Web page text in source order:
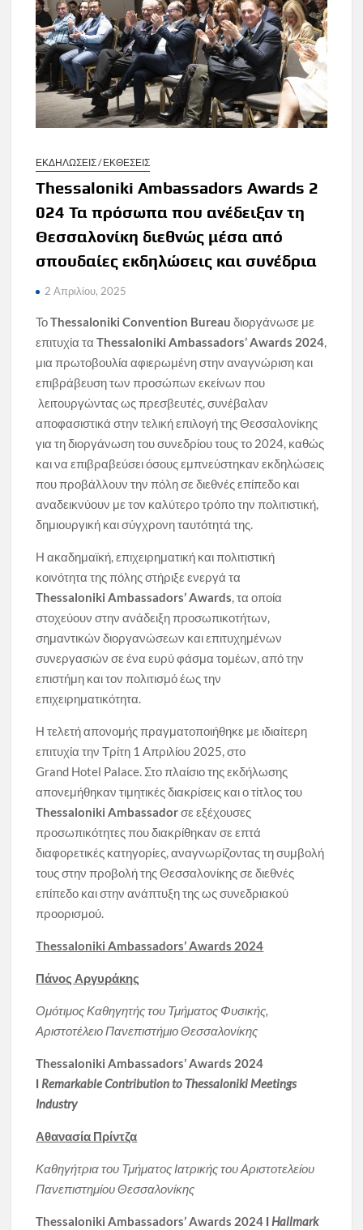
ΕΚΔΗΛΩΣΕΙΣ / ΕΚΘΕΣΕΙΣ
Thessaloniki Ambassadors Awards 2
024 Τα πρόσωπα που ανέδειξαν τη
Θεσσαλονίκη διεθνώς μέσα από
σπουδαίες εκδηλώσεις και συνέδρια
2 Απριλίου, 2025
ΤοThessaloniki Convention Bureau διοργάνωσε με
επιτυχία ταThessaloniki Ambassadors’Awards 2024,
μια πρωτοβουλία αφιερωμένη στην αναγνώριση και
επιβράβευση των προσώπων εκείνων που
λειτουργώντας ως πρεσβευτές, συνέβαλαν
αποφασιστικά στην τελική επιλογή της Θεσσαλονίκης
για τη διοργάνωση του συνεδρίου τους το 2024, καθώς
και να επιβραβεύσει όσους εμπνεύστηκαν εκδηλώσεις
που προβάλλουν την πόλη σε διεθνές επίπεδο και
αναδεικνύουν με τον καλύτερο τρόπο την πολιτιστική,
δημιουργική και σύγχρονη ταυτότητά της.
Η ακαδημαϊκή, επιχειρηματική και πολιτιστική
κοινότητα της πόλης στήριξε ενεργά τα
Thessaloniki Ambassadors’Awards, τα οποία
στοχεύουν στην ανάδειξη προσωπικοτήτων,
σημαντικών διοργανώσεων και επιτυχημένων
συνεργασιών σε ένα ευρύ φάσμα τομέων, από την
επιστήμη και τον πολιτισμό έως την
επιχειρηματικότητα.
Η τελετή απονομής πραγματοποιήθηκε με ιδιαίτερη
επιτυχία την Τρίτη 1 Απριλίου 2025, στο
Grand Hotel Palace. Στο πλαίσιο της εκδήλωσης
απονεμήθηκαν τιμητικές διακρίσεις και ο τίτλος του
Thessaloniki Ambassadorσε εξέχουσες
προσωπικότητες που διακρίθηκαν σε επτά
διαφορετικές κατηγορίες, αναγνωρίζοντας τη συμβολή
τους στην προβολή της Θεσσαλονίκης σε διεθνές
επίπεδο και στην ανάπτυξη της ως συνεδριακού
προορισμού.
Thessaloniki Ambassadors’Awards 2024
Πάνος Αργυράκης
Ομότιμος Καθηγητής του Τμήματος Φυσικής,
Αριστοτέλειο Πανεπιστήμιο Θεσσαλονίκης
Thessaloniki Ambassadors’ Awards 2024
Ι RemarkableContribution to Thessaloniki Meetings
Industry
Αθανασία Πρίντζα
Καθηγήτρια του Τμήματος Ιατρικής του Αριστοτελείου
Πανεπιστημίου Θεσσαλονίκης
Thessaloniki Ambassadors’ Awards 2024 Ι Hallmark